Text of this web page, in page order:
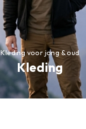
Kleding
Kleding voor jong & oud